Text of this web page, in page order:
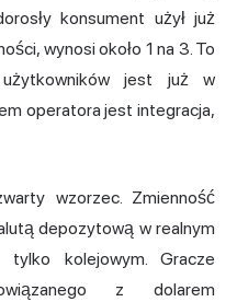
konsument użył już
wynosi około 1 na 3. To
jest już w
operatora jest integracja,
wzorzec. Zmienność
depozytową w realnym
kolejowym. Gracze
z dolarem